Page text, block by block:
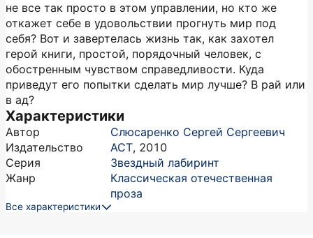
не все так просто в этом управлении, но кто же
откажет себе в удовольствии прогнуть мир под
себя? Вот и завертелась жизнь так, как захотел
герой книги, простой, порядочный человек, с
обостренным чувством справедливости. Куда
приведут его попытки сделать мир лучше? В рай или
в ад?
Характеристики
Автор
Слюсаренко Сергей Сергеевич
Издательство
АСТ, 2010
Серия
Звездный лабиринт
Жанр
Классическая отечественная
проза
Все характеристики